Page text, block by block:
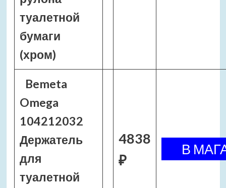
туалетной
бумаги
(хром)
Bemeta
Omega
104212032
Держатель
для
туалетной
4838
₽